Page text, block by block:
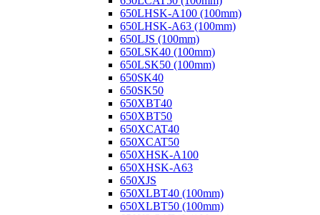
650LHSK-A100 (100mm)
650LHSK-A63 (100mm)
650LJS (100mm)
650LSK40 (100mm)
650LSK50 (100mm)
650SK40
650SK50
650XBT40
650XBT50
650XCAT40
650XCAT50
650XHSK-A100
650XHSK-A63
650XJS
650XLBT40 (100mm)
650XLBT50 (100mm)